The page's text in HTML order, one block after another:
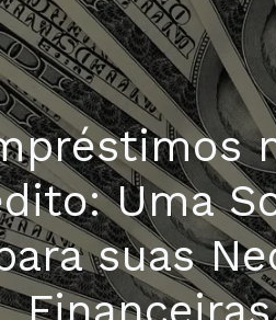
Uma
suas